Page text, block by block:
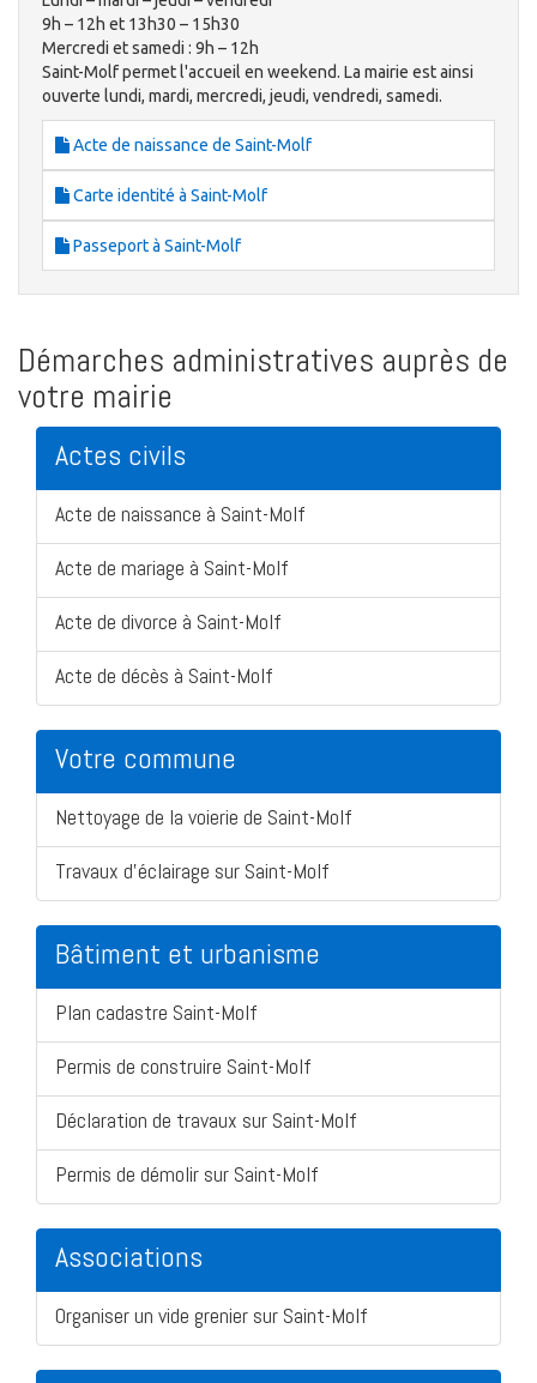
9h – 12h et 13h30 – 15h30
Mercredi et samedi : 9h – 12h
Saint-Molf permet l'accueil en weekend. La mairie est ainsi
ouverte lundi, mardi, mercredi, jeudi, vendredi, samedi.
Acte de naissance de Saint-Molf
Carte identité à Saint-Molf
Passeport à Saint-Molf
Démarches administratives auprès de
votre mairie
Actes civils
Acte de naissance à Saint-Molf
Acte de mariage à Saint-Molf
Acte de divorce à Saint-Molf
Acte de décès à Saint-Molf
Votre commune
Nettoyage de la voierie de Saint-Molf
Travaux d'éclairage sur Saint-Molf
Bâtiment et urbanisme
Plan cadastre Saint-Molf
Permis de construire Saint-Molf
Déclaration de travaux sur Saint-Molf
Permis de démolir sur Saint-Molf
Associations
Organiser un vide grenier sur Saint-Molf